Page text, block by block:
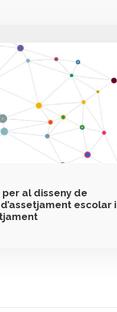
per al disseny de
escolar i